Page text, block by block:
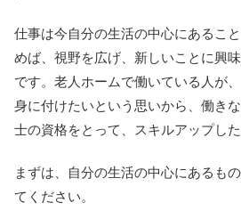
仕事は今自分の生活の中心にあるこ
めば、視野を広げ、新しいことに興
です。老人ホームで働いている人が
身に付けたいという思いから、働き
士の資格をとって、スキルアップし
まずは、自分の生活の中心にあるも
てください。